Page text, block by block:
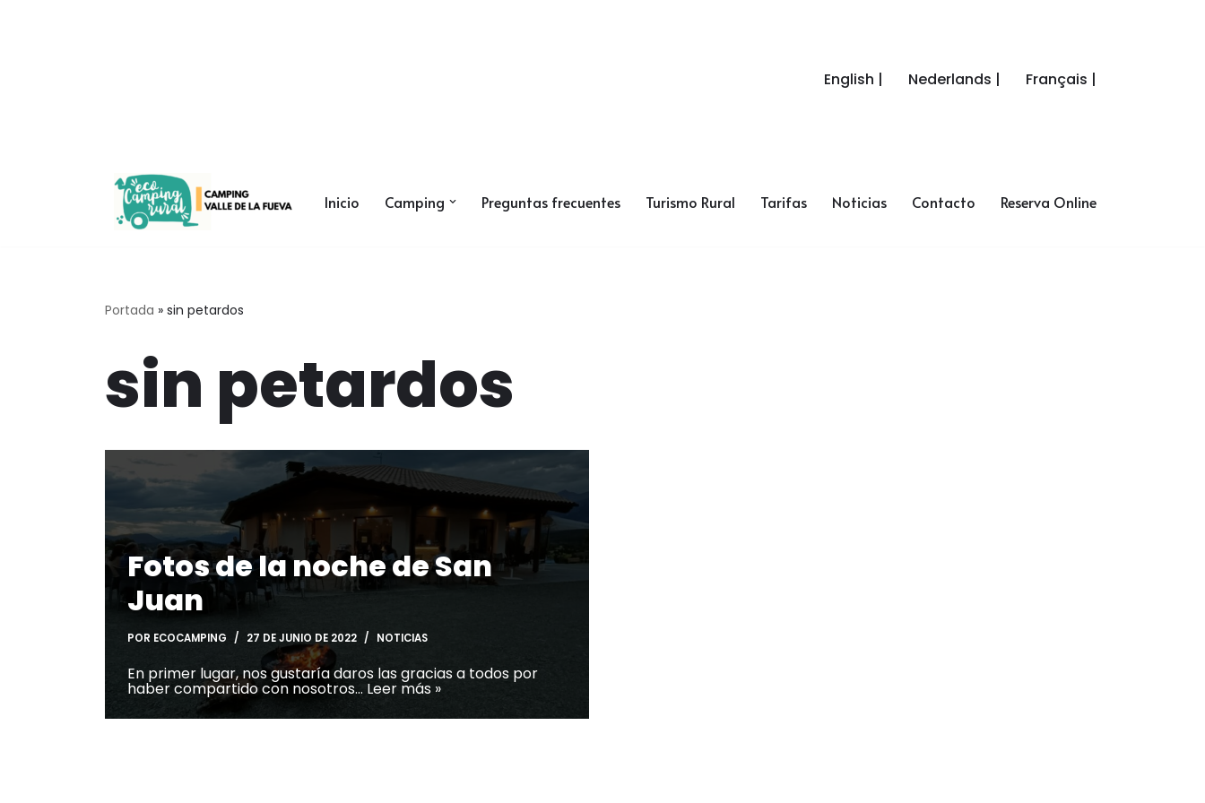
English | Nederlands | Français |
Inicio Camping Preguntas frecuentes Turismo Rural Tarifas Noticias Contacto Reserva Online
Portada » sin petardos
sin petardos
Fotos de la noche de San
Juan
POR ECOCAMPING 27 DE JUNIO DE 2022 NOTICIAS
En primer lugar, nos gustaría daros las gracias a todos por
haber compartido con nosotros… Leer más »